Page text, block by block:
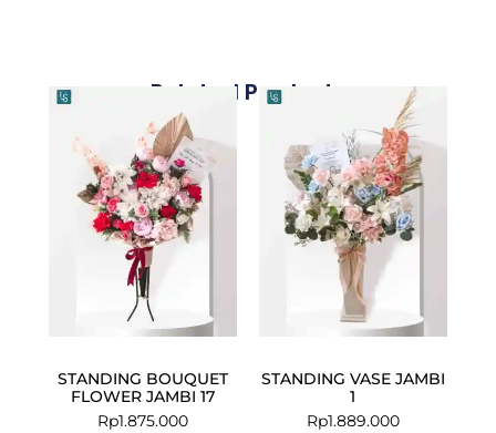
Related Products
STANDING BOUQUET
FLOWER JAMBI 17
Rp1.875.000
STANDING VASE JAMBI
1
Rp1.889.000